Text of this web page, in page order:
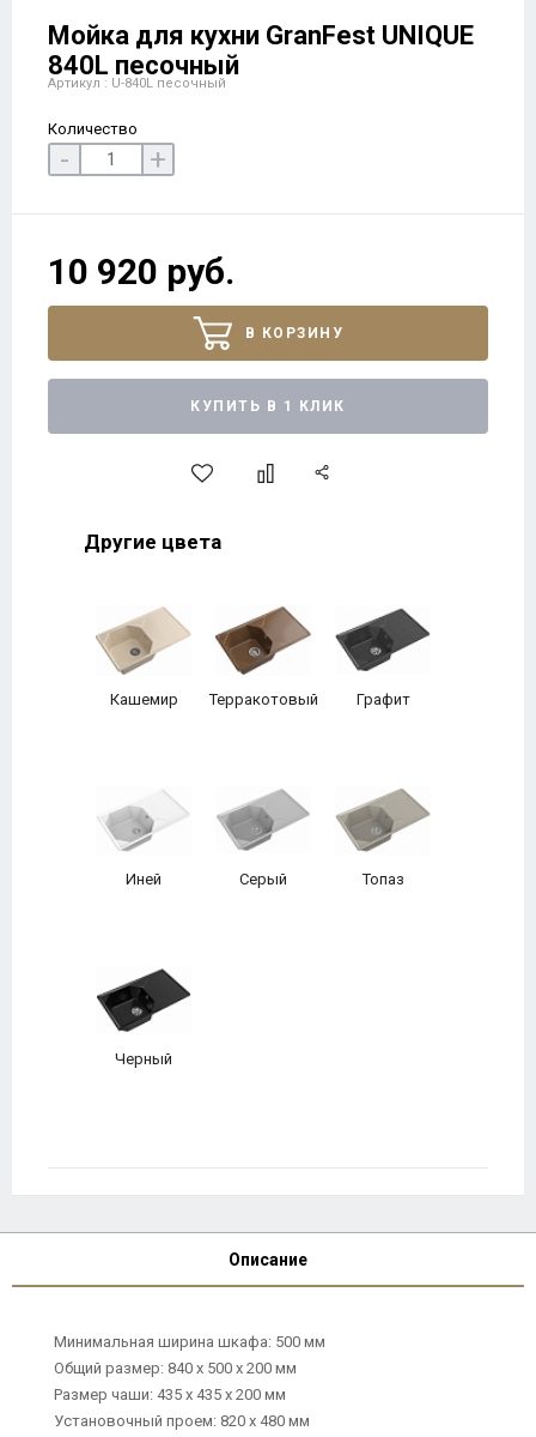
Мойка для кухни GranFest UNIQUE
840L песочный
Артикул : U-840L песочный
Количество
- +
10 920 руб.
В КОРЗИНУ
КУПИТЬ В 1 КЛИК
Другие цвета
Кашемир Терракотовый Графит
Иней Серый Топаз
Черный
Описание
Минимальная ширина шкафа: 500 мм
Общий размер: 840 х 500 x 200 мм
Размер чаши: 435 x 435 x 200 мм
Установочный проем: 820 x 480 мм